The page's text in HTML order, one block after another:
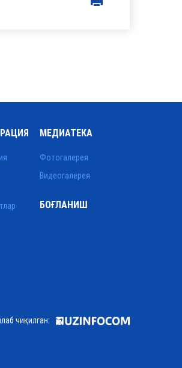
МЕДИАТЕКА
Фотогалерея
Видеогалерея
БОҒЛАНИШ
чиқилган: